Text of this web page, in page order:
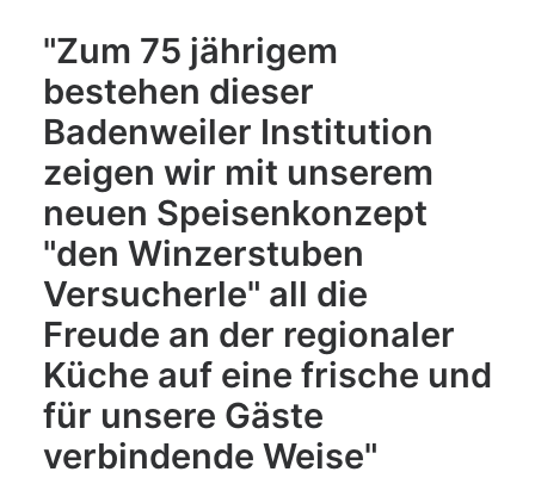
"Zum 75 jährigem
bestehen dieser
Badenweiler Institution
zeigen wir mit unserem
neuen Speisenkonzept
"den Winzerstuben
Versucherle" all die
Freude an der regionaler
Küche auf eine frische und
für unsere Gäste
verbindende Weise"